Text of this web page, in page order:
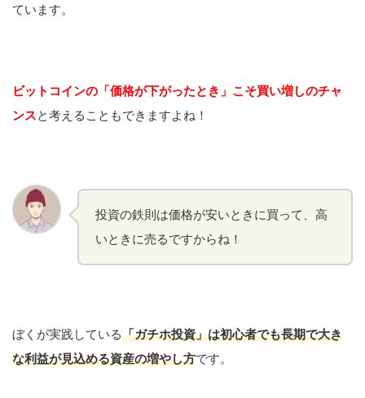
ています。
ビットコインの「価格が下がったとき」こそ買い増しのチャ
ンスと考えることもできますよね！
投資の鉄則は価格が安いときに買って、高
いときに売るですからね！
ぼくが実践している「ガチホ投資」は初心者でも長期で大き
な利益が見込める資産の増やし方です。